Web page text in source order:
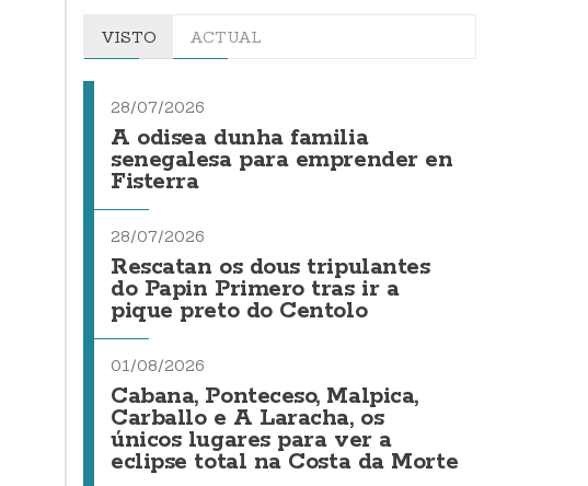
VISTO ACTUAL
28/07/2026
A odisea dunha familia
senegalesa para emprender en
Fisterra
28/07/2026
Rescatan os dous tripulantes
do Papin Primero tras ir a
pique preto do Centolo
01/08/2026
Cabana, Ponteceso, Malpica,
Carballo e A Laracha, os
únicos lugares para ver a
eclipse total na Costa da Morte